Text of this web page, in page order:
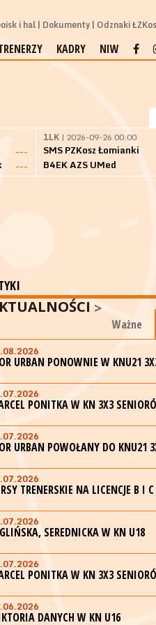
i hal Dokumenty Odznaki
KADRY NIW
---
---
1LK | 2026-09-26 00:00
SMS PZKosz Łomianki
B4EK AZS UMed
Ważne
URBAN PONOWNIE W KNU21
PONITKA W KN 3X3
URBAN POWOŁANY DO KNU21
TRENERSKIE NA LICENCJE B I
SEREDNICKA W KN U18
PONITKA W KN 3X3
DANYCH W KN U16